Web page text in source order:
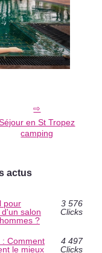
en St Tropez
camping
actus
pour
salon
?
3 576
Clicks
: Comment
le mieux
4 497
Clicks